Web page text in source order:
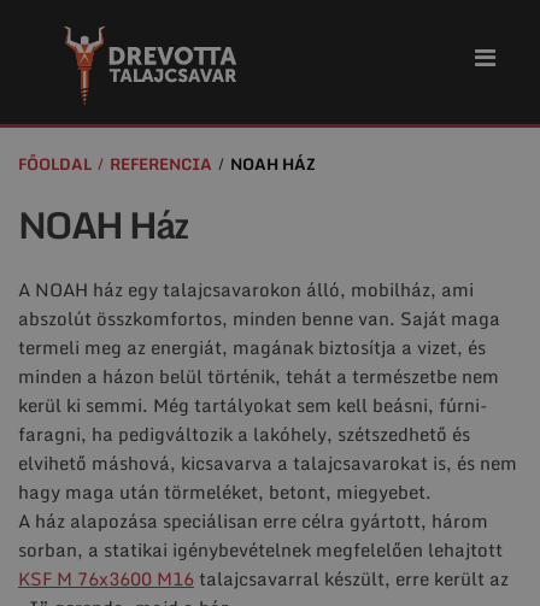
FŐOLDAL REFERENCIA NOAH HÁZ
NOAH Ház
A NOAH ház egy talajcsavarokon álló, mobilház, ami
abszolút összkomfortos, minden benne van. Saját maga
termeli meg az energiát, magának biztosítja a vizet, és
minden a házon belül történik, tehát a természetbe nem
kerül ki semmi. Még tartályokat sem kell beásni, fúrni-
faragni, ha pedigváltozik a lakóhely, szétszedhető és
elvihető máshová, kicsavarva a talajcsavarokat is, és nem
hagy maga után törmeléket, betont, miegyebet.
A ház alapozása speciálisan erre célra gyártott, három
sorban, a statikai igénybevételnek megfelelően lehajtott
KSF M 76x3600 M16talajcsavarral készült, erre került az